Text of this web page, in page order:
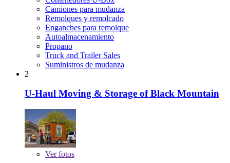
Camiones para mudanza
Remolques y remolcado
Enganches para remolque
Autoalmacenamiento
Propano
Truck and Trailer Sales
Suministros de mudanza
2
U-Haul Moving & Storage of Black Mountain
Verfotos